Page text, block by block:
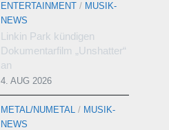
ENTERTAINMENT / MUSIK-
NEWS
Linkin Park kündigen
Dokumentarfilm „Unshatter“
an
4. AUG 2026
METAL/NUMETAL / MUSIK-
NEWS